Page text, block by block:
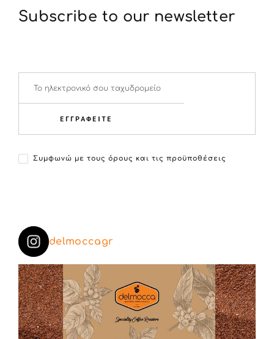
Subscribe to our newsletter
ΕΓΓΡΑΦΕΙΤΕ
Συμφωνώ με τους όρους και τις προϋποθέσεις
delmoccagr